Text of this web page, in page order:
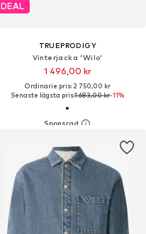
DEAL
TRUEPRODIGY
Vinterjacka 'Wilo'
1 496,00 kr
Ordinarie pris: 2 750,00 kr
Senaste lägsta pris:1 683,00 kr-11%